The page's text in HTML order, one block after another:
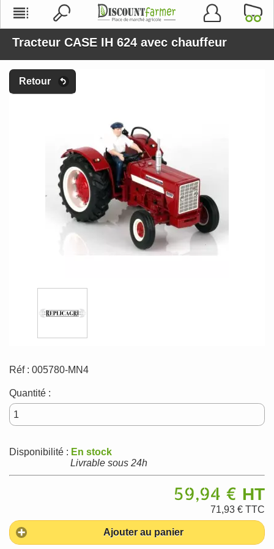
Tracteur CASE IH 624 avec chauffeur
Retour
Réf : 005780-MN4
Quantité :
Disponibilité : En stock
Livrable sous 24h
59,94 € HT
71,93 € TTC
Ajouter au panier